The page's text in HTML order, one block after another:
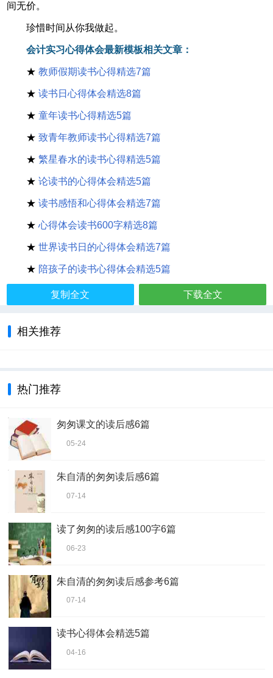
间无价。
珍惜时间从你我做起。
会计实习心得体会最新模板相关文章：
★教师假期读书心得精选7篇
★读书日心得体会精选8篇
★童年读书心得精选5篇
★致青年教师读书心得精选7篇
★繁星春水的读书心得精选5篇
★论读书的心得体会精选5篇
★读书感悟和心得体会精选7篇
★心得体会读书600字精选8篇
★世界读书日的心得体会精选7篇
★ 陪孩子的读书心得体会精选5篇
复制全文 下载全文
相关推荐
热门推荐
匆匆课文的读后感6篇
05-24
朱自清的匆匆读后感6篇
07-14
读了匆匆的读后感100字6篇
06-23
朱自清的匆匆读后感参考6篇
07-14
读书心得体会精选5篇
04-16